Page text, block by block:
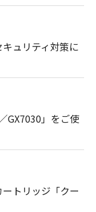
ュリティ対策に
GX7030」をご使
トリッジ「クー